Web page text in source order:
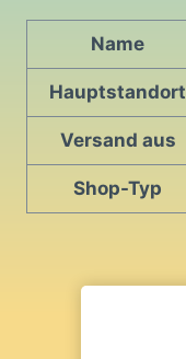
Name
Hauptstandort
Versand aus
Shop-Typ